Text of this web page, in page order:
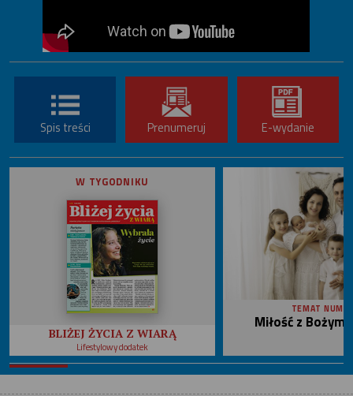
Spis treści Prenumeruj E-wydanie
W TYGODNIKU
BLIŻEJ ŻYCIA Z WIARĄ
Lifestylowy dodatek
TEMAT
Miłość z